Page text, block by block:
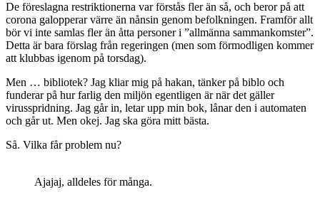
De föreslagna restriktionerna var förstås fler än så, och beror på att
corona galopperar värre än nånsin genom befolkningen. Framför allt
bör vi inte samlas fler än åtta personer i ”allmänna sammankomster”.
Detta är bara förslag från regeringen (men som förmodligen kommer
att klubbas igenom på torsdag).
Men … bibliotek? Jag kliar mig på hakan, tänker på biblo och
funderar på hur farlig den miljön egentligen är när det gäller
virusspridning. Jag går in, letar upp min bok, lånar den i automaten
och går ut. Men okej. Jag ska göra mitt bästa.
Så. Vilka får problem nu?
Ajajaj, alldeles för många.